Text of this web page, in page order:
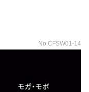
No.CFSW01-14